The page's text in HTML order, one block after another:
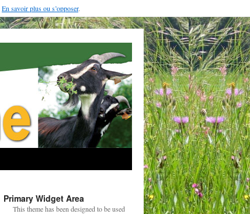
En savoir plus ou s’opposer.
Primary Widget Area
This theme has been designed to be used